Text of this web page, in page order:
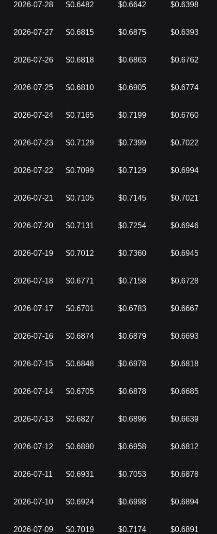
2026-07-28 $0.6482 $0.6642 $0.6398
2026-07-27 $0.6815 $0.6875 $0.6393
2026-07-26 $0.6818 $0.6863 $0.6762
2026-07-25 $0.6810 $0.6905 $0.6774
2026-07-24 $0.7165 $0.7199 $0.6760
2026-07-23 $0.7129 $0.7399 $0.7022
2026-07-22 $0.7099 $0.7129 $0.6994
2026-07-21 $0.7105 $0.7145 $0.7021
2026-07-20 $0.7131 $0.7254 $0.6946
2026-07-19 $0.7012 $0.7360 $0.6945
2026-07-18 $0.6771 $0.7158 $0.6728
2026-07-17 $0.6701 $0.6783 $0.6667
2026-07-16 $0.6874 $0.6879 $0.6693
2026-07-15 $0.6848 $0.6978 $0.6818
2026-07-14 $0.6705 $0.6878 $0.6685
2026-07-13 $0.6827 $0.6896 $0.6639
2026-07-12 $0.6890 $0.6958 $0.6812
2026-07-11 $0.6931 $0.7053 $0.6878
2026-07-10 $0.6924 $0.6998 $0.6894
2026-07-09 $0.7019 $0.7174 $0.6891